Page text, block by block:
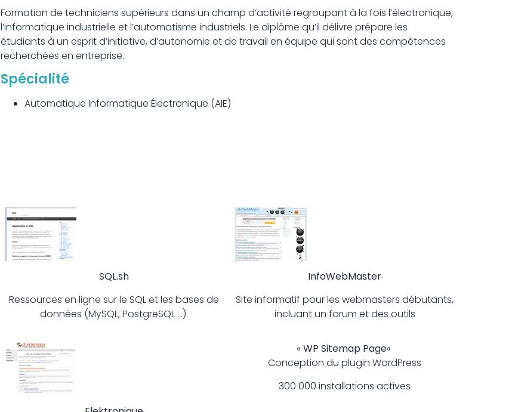
Formation de techniciens supérieurs dans un champ d’activité regroupant à la fois l’électronique,
l’informatique industrielle et l’automatisme industriels. Le diplôme qu’il délivre prépare les
étudiants à un esprit d’initiative, d’autonomie et de travail en équipe qui sont des compétences
recherchées en entreprise.
Spécialité
Automatique Informatique Électronique (AIE)
SQL.sh
Ressources en ligne sur le SQL et les bases de
données (MySQL, PostgreSQL …).
InfoWebMaster
Site informatif pour les webmasters débutants,
incluant un forum et des outils
« WP Sitemap Page«
Conception du plugin WordPress
300 000 installations actives